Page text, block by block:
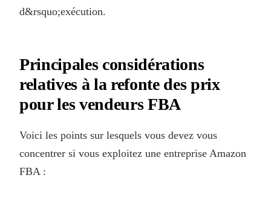
d&rsquo;exécution.
Principales considérations
relatives à la refonte des prix
pour les vendeurs FBA
Voici les points sur lesquels vous devez vous
concentrer si vous exploitez une entreprise Amazon
FBA :